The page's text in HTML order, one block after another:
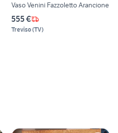
Vaso Venini Fazzoletto Arancione
555 €
Treviso(TV)